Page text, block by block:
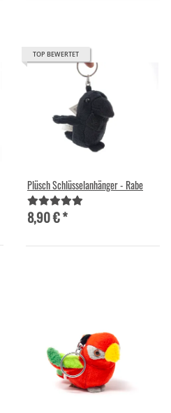
TOP BEWERTET
Plüsch Schlüsselanhänger - Rabe
8,90 €*